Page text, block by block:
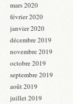
mars 2020
février 2020
janvier 2020
décembre 2019
novembre 2019
octobre 2019
septembre 2019
août 2019
juillet 2019